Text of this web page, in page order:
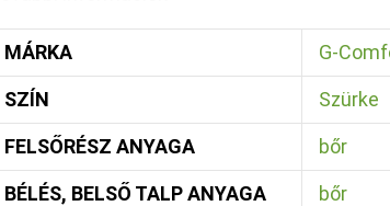
MÁRKA G-
SZÍN Szürke
FELSŐRÉSZ ANYAGA bőr
BÉLÉS, BELSŐ TALP ANYAGA bőr